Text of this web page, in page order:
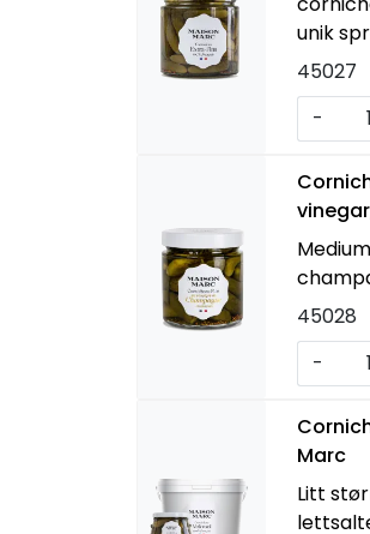
unik
45027
-
45028
-
Marc
Litt